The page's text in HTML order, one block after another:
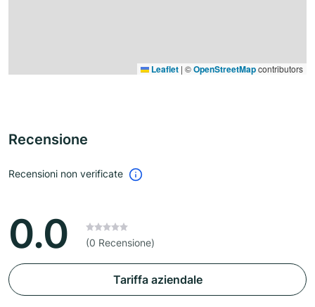
Leaflet | ©OpenStreetMapcontributors
Recensione
Recensioni non verificate
0.0 (0 Recensione)
Tariffa aziendale